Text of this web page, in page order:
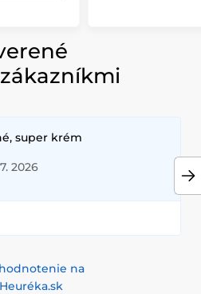
super krém
2026
na